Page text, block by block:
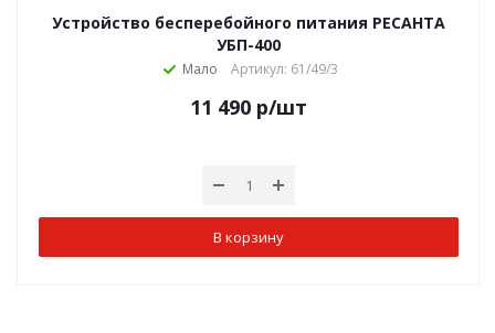
Устройство бесперебойного питания РЕСАНТА
УБП-400
Мало Артикул: 61/49/3
11 490 р/шт
В корзину